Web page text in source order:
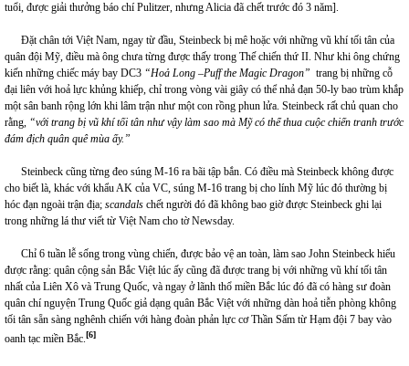
tuổi, được giải thưởng báo chí Pulitzer, nhưng Alicia đã chết trước đó 3 năm].
Đặt chân tới Việt Nam, ngay từ đầu, Steinbeck bị mê hoặc với những vũ khí tối tân của
quân đội Mỹ, điều mà ông chưa từng được thấy trong Thế chiến thứ II. Như khi ông chứng
kiến những chiếc máy bay DC3 “Hoả Long –Puff the Magic Dragon” trang bị những cỗ
đại liên với hoả lực khủng khiếp, chỉ trong vòng vài giây có thể nhả đạn 50-ly bao trùm khắp
một sân banh rộng lớn khi lâm trận như một con rồng phun lửa. Steinbeck rất chủ quan cho
rằng, “với trang bị vũ khí tối tân như vậy làm sao mà Mỹ có thể thua cuộc chiến tranh trước
đám địch quân quê mùa ấy.”
Steinbeck cũng từng đeo súng M-16 ra bãi tập bắn. Có điều mà Steinbeck không được
cho biết là, khác với khẩu AK của VC, súng M-16 trang bị cho lính Mỹ lúc đó thường bị
hóc đạn ngoài trận địa; scandals chết người đó đã không bao giờ được Steinbeck ghi lại
trong những lá thư viết từ Việt Nam cho tờ Newsday.
Chỉ 6 tuần lễ sống trong vùng chiến, được bảo vệ an toàn, làm sao John Steinbeck hiểu
được rằng: quân cộng sản Bắc Việt lúc ấy cũng đã được trang bị với những vũ khí tối tân
nhất của Liên Xô và Trung Quốc, và ngay ở lãnh thổ miền Bắc lúc đó đã có hàng sư đoàn
quân chí nguyện Trung Quốc giả dạng quân Bắc Việt với những dàn hoả tiễn phòng không
tối tân sẵn sàng nghênh chiến với hàng đoàn phản lực cơ Thần Sấm từ Hạm đội 7 bay vào
oanh tạc miền Bắc. [6]